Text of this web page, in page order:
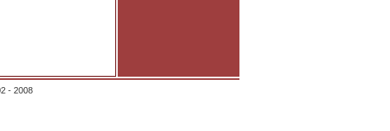
- 2008